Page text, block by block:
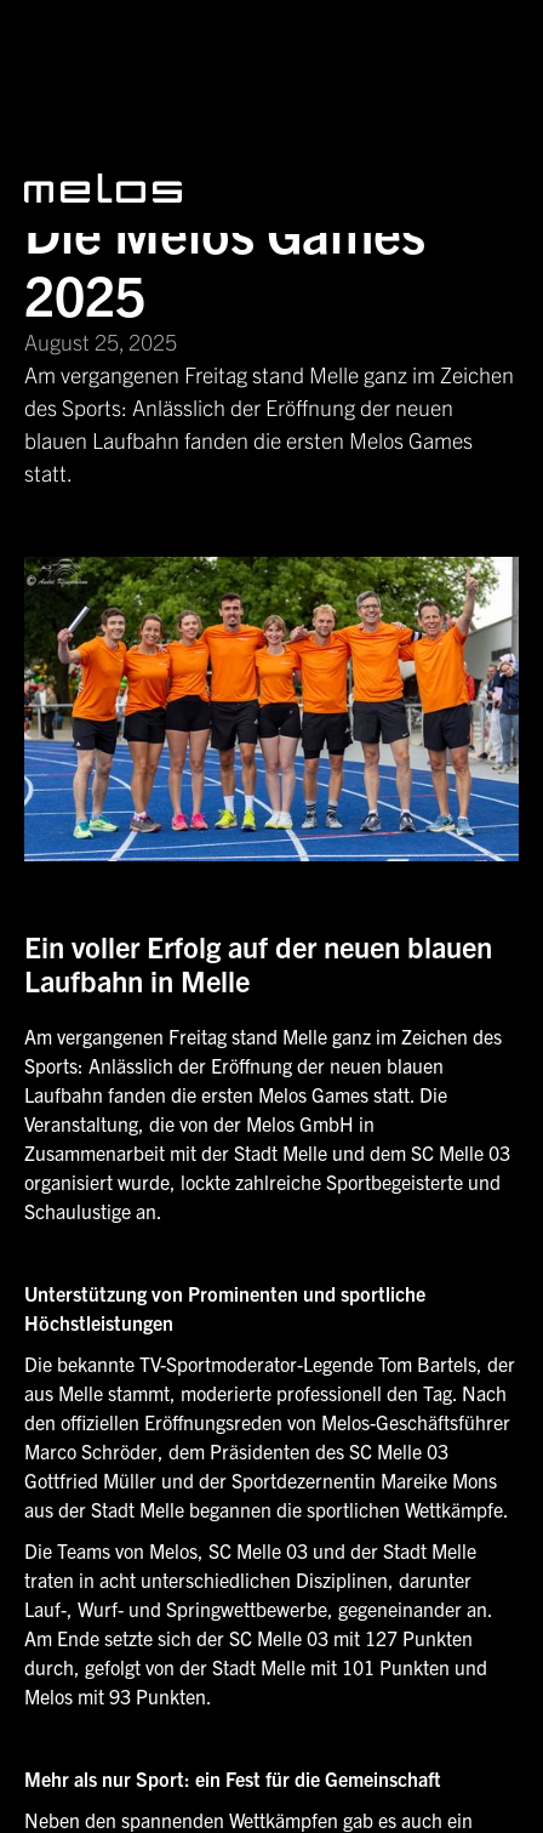
Die Melos Games
2025
August 25, 2025
Am vergangenen Freitag stand Melle ganz im Zeichen
des Sports: Anlässlich der Eröffnung der neuen
blauen Laufbahn fanden die ersten Melos Games
statt.
Ein voller Erfolg auf der neuen blauen
Laufbahn in Melle
Am vergangenen Freitag stand Melle ganz im Zeichen des
Sports: Anlässlich der Eröffnung der neuen blauen
Laufbahn fanden die ersten Melos Games statt. Die
Veranstaltung, die von der Melos GmbH in
Zusammenarbeit mit der Stadt Melle und dem SC Melle 03
organisiert wurde, lockte zahlreiche Sportbegeisterte und
Schaulustige an.
Unterstützung von Prominenten und sportliche
Höchstleistungen
Die bekannte TV-Sportmoderator-Legende Tom Bartels, der
aus Melle stammt, moderierte professionell den Tag. Nach
den offiziellen Eröffnungsreden von Melos-Geschäftsführer
Marco Schröder, dem Präsidenten des SC Melle 03
Gottfried Müller und der Sportdezernentin Mareike Mons
aus der Stadt Melle begannen die sportlichen Wettkämpfe.
Die Teams von Melos, SC Melle 03 und der Stadt Melle
traten in acht unterschiedlichen Disziplinen, darunter
Lauf-, Wurf- und Springwettbewerbe, gegeneinander an.
Am Ende setzte sich der SC Melle 03 mit 127 Punkten
durch, gefolgt von der Stadt Melle mit 101 Punkten und
Melos mit 93 Punkten.
Mehr als nur Sport: ein Fest für die Gemeinschaft
Neben den spannenden Wettkämpfen gab es auch ein